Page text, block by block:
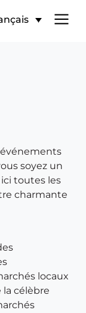
soyez un
toutes les
charmante
locaux
la célèbre